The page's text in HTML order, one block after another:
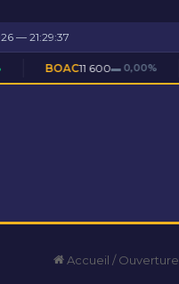
— 21:29:38
600 ▬ 0,00% BOAM5
Accueil /